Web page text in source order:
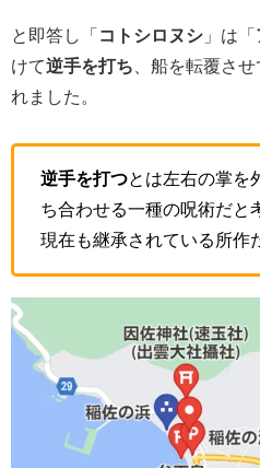
と即答し「 コトシロヌシ 」は「
けて逆手を打ち 、船を転覆さ
れました。
逆手を打つとは左右の掌を
ち合わせる一種の呪術だと
現在も継承されている所作